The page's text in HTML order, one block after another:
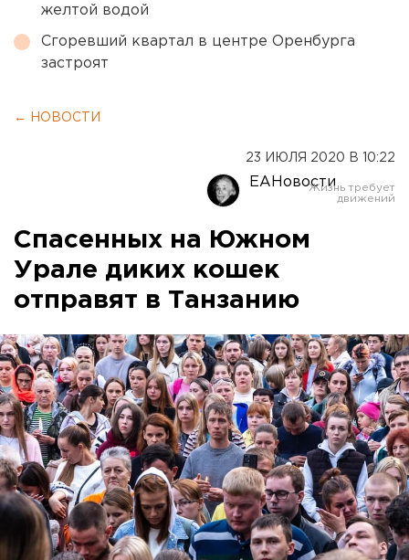
желтой водой
Сгоревший квартал в центре Оренбурга
застроят
← НОВОСТИ
23 ИЮЛЯ 2020 В 10:22
ЕАНовости
Спасенных на Южном
Урале диких кошек
отправят в Танзанию